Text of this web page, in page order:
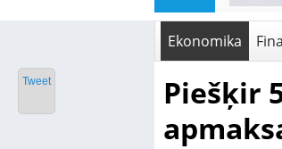
Ekonomika
Piešķir
Tweet